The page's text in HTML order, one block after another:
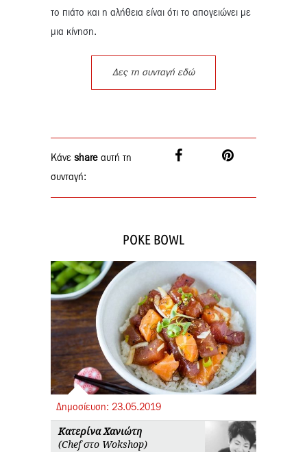
το πιάτο και η αλήθεια είναι ότι το απογειώνει με
μια κίνηση.
Δες τη συνταγή εδώ
Κάνε share αυτή τη
συνταγή:
POKE BOWL
Δημοσίευση: 23.05.2019
Κατερίνα Χανιώτη
(Chef στο Wokshop)